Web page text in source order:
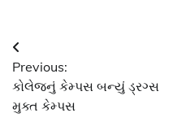
Post
navigation
Previous:
કોલેજનું કેમ્પસ બન્યું ડ્રગ્સ
મુક્ત કેમ્પસ